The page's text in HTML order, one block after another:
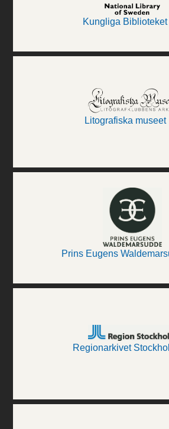
Kungliga Biblioteket
Litografiska museet
Prins Eugens
Regionarkivet